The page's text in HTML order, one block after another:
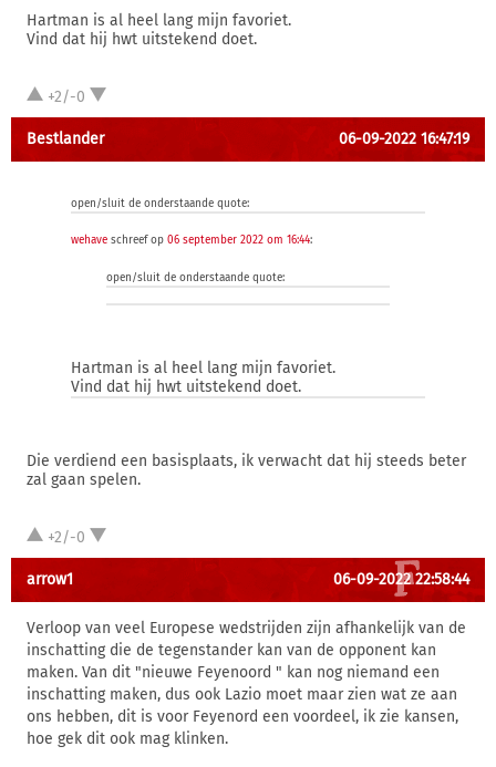
Hartman is al heel lang mijn favoriet.
Vind dat hij hwt uitstekend doet.
+2/-0
Bestlander 06-09-2022 16:47:19
open/sluit de onderstaande quote:
wehave schreef op 06 september 2022 om 16:44:
open/sluit de onderstaande quote:
Hartman is al heel lang mijn favoriet.
Vind dat hij hwt uitstekend doet.
Die verdiend een basisplaats, ik verwacht dat hij steeds beter
zal gaan spelen.
+2/-0
arrow1 06-09-2022 22:58:44
Verloop van veel Europese wedstrijden zijn afhankelijk van de
inschatting die de tegenstander kan van de opponent kan
maken. Van dit "nieuwe Feyenoord " kan nog niemand een
inschatting maken, dus ook Lazio moet maar zien wat ze aan
ons hebben, dit is voor Feyenord een voordeel, ik zie kansen,
hoe gek dit ook mag klinken.